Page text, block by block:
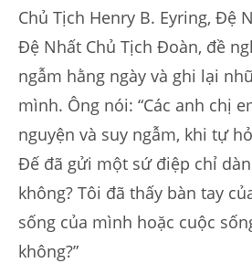
Chủ Tịch Henry B. Eyring, Đệ
Đệ Nhất Chủ Tịch Đoàn, đề
ngẫm hằng ngày và ghi lại
mình. Ông nói: “Các anh chị
nguyện và suy ngẫm, khi tự
Đế đã gửi một sứ điệp chỉ
không? Tôi đã thấy bàn tay
sống của mình hoặc cuộc
không?”